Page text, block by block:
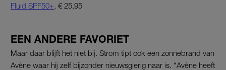
Fluid SPF50+, € 25,95
EEN ANDERE FAVORIET
Maar daar blijft het niet bij. Strom tipt ook een zonnebrand van
Avène waar hij zelf bijzonder nieuwsgierig naar is. “Avène heeft